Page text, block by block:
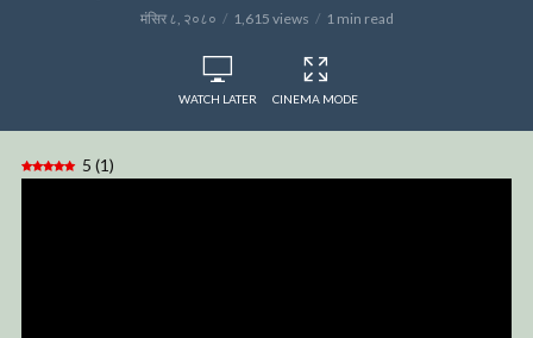
मंसिर ८, २०८० 1,615 views 1 min read
WATCH LATER CINEMA MODE
5 (1)